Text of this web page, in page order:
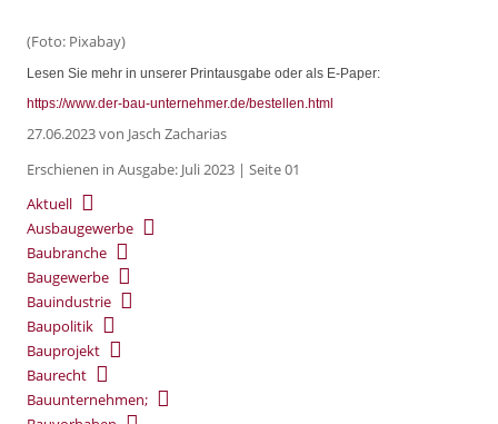
(Foto: Pixabay)
Lesen Sie mehr in unserer Printausgabe oder als E-Paper:
https://www.der-bau-unternehmer.de/bestellen.html
27.06.2023von Jasch Zacharias
Erschienen in Ausgabe: Juli 2023 | Seite 01
Aktuell
Ausbaugewerbe
Baubranche
Baugewerbe
Bauindustrie
Baupolitik
Bauprojekt
Baurecht
Bauunternehmen;